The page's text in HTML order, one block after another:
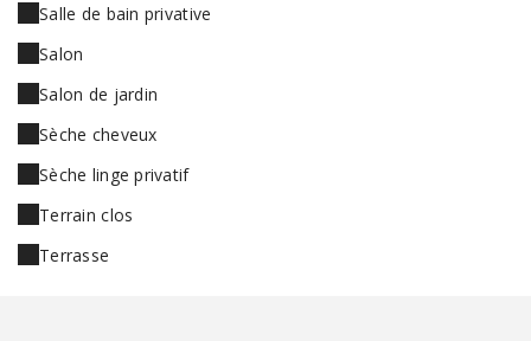
Salle de bain privative
Salon
Salon de jardin
Sèche cheveux
Sèche linge privatif
Terrain clos
Terrasse